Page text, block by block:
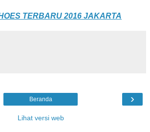
TERBARU 2016 JAKARTA
›
Beranda
Lihat versi web